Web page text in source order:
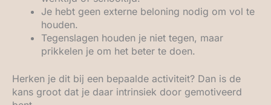
Je hebt geen externe beloning nodig om vol te
houden.
Tegenslagen houden je niet tegen, maar
prikkelen je om het beter te doen.
Herken je dit bij een bepaalde activiteit? Dan is de
kans groot dat je daar intrinsiek door gemotiveerd